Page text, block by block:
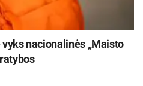
nacionalinės „Maisto